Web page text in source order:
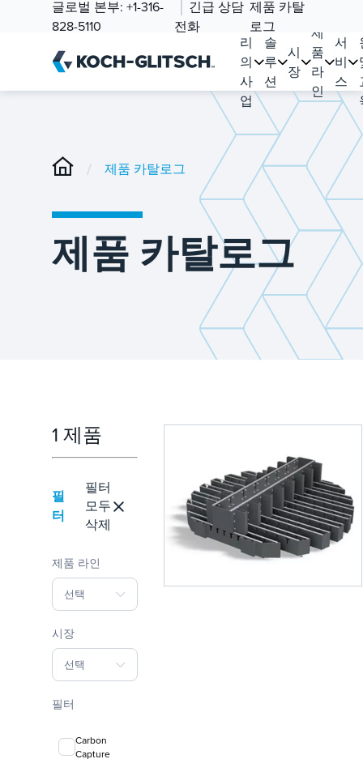
글로벌 본부: +1-316-
828-5110
긴급 상담
전화
제품 카탈
로그
우
리
의
사
업
솔
루
션
시
장
제
품
라
인
서
비
스
/ 제품 카탈로그
제품 카탈로그
1 제품
필
터
필터
모두
삭제
제품 라인
선택
시장
선택
필터
Carbon
Capture